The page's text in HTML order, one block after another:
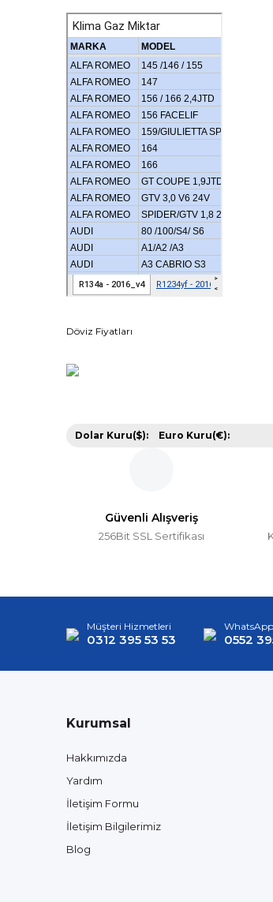
Döviz Fiyatları
Dolar Kuru($): Euro Kuru(€):
Güvenli Alışveriş
256Bit SSL Sertifikası
Müşteri Hizmetleri
0312 395 53 53 0552
Kurumsal
Hakkımızda
Yardım
İletişim Formu
İletişim Bilgilerimiz
Blog